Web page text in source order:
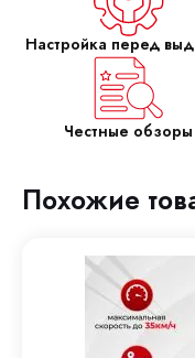
Настройка перед
Честные обзоры
Похожие